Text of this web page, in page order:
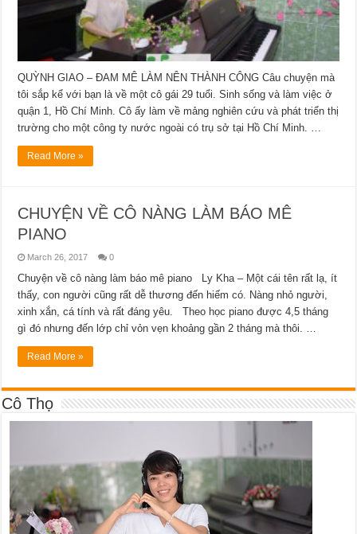
QUỲNH GIAO – ĐAM MÊ LÀM NÊN THÀNH CÔNG Câu chuyện mà
tôi sắp kể với bạn là về một cô gái 29 tuổi. Sinh sống và làm việc ở
quận 1, Hồ Chí Minh. Cô ấy làm về mảng nghiên cứu và phát triển thị
trường cho một công ty nước ngoài có trụ sở tại Hồ Chí Minh. …
Read More »
CHUYỆN VỀ CÔ NÀNG LÀM BÁO MÊ
PIANO
March 26, 2017 0
Chuyện về cô nàng làm báo mê piano Ly Kha – Một cái tên rất lạ, ít
thấy, con người cũng rất dễ thương đến hiếm có. Nàng nhỏ người,
xinh xắn, cá tính và rất đáng yêu. Theo học piano được 4,5 tháng
gì đó nhưng đến lớp chỉ vỏn vẹn khoảng gần 2 tháng mà thôi. …
Read More »
Cô Thọ